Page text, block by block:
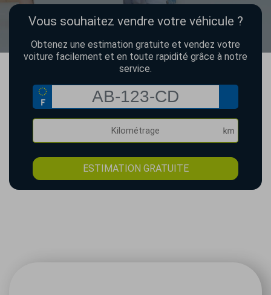
Vous souhaitez vendre votre véhicule ?
Obtenez une estimation gratuite et vendez votre
voiture facilement et en toute rapidité grâce à notre
service.
ESTIMATION GRATUITE